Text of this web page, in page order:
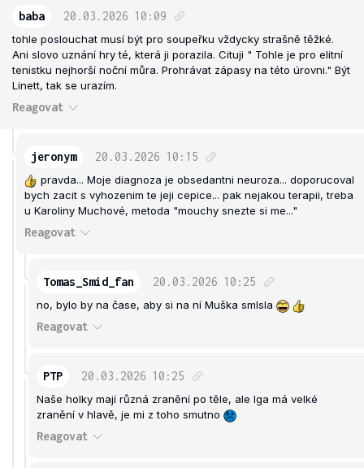
baba 20.03.2026 10:09
tohle poslouchat musí být pro soupeřku vždycky strašně těžké.
Ani slovo uznání hry té, která ji porazila. Cituji " Tohle je pro elitní
tenistku nejhorší noční můra. Prohrávat zápasy na této úrovni." Být
Linett, tak se urazím.
Reagovat
jeronym 20.03.2026 10:15
pravda... Moje diagnoza je obsedantni neuroza... doporucoval
bych zacit s vyhozenim te jeji cepice... pak nejakou terapii, treba
u Karoliny Muchové, metoda "mouchy snezte si me..."
Reagovat
Tomas_Smid_fan 20.03.2026 10:25
no, bylo by na čase, aby si na ní Muška smlsla
Reagovat
PTP 20.03.2026 10:25
Naše holky mají různá zranění po těle, ale Iga má velké
zranění v hlavě, je mi z toho smutno
Reagovat